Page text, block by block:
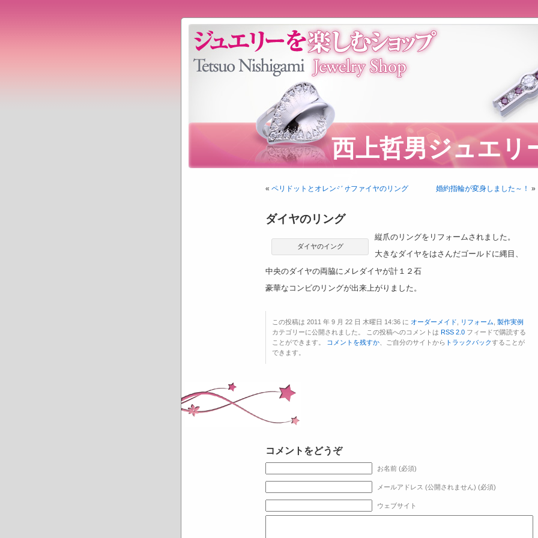
西上哲男ジュエリ
プ
« ペリドットとオレンジサファイヤのリング 婚約指輪が変身しました～！ »
ダイヤのリング
ダイヤのイング
縦爪のリングをリフォームされました。
大きなダイヤをはさんだゴールドに縄目、
中央のダイヤの両脇にメレダイヤが計１２石
豪華なコンビのリングが出来上がりました。
この投稿は 2011 年 9 月 22 日 木曜日 14:36 に オーダーメイド リフォーム 製作実例
カテゴリーに公開されました。 この投稿へのコメントは RSS 2.0 フィードで購読する
ことができます。
コメントを残すか 、ご自分のサイトから トラックバックすることが
できます。
コメントをどうぞ
お名前 (必須)
メールアドレス (公開されません) (必須)
ウェブサイト